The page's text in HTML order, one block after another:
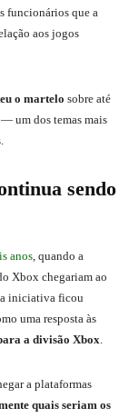
funcionários que a
aos jogos
o martelo sobre até
um dos temas mais
sendo
anos, quando a
Xbox chegariam ao
iniciativa ficou
uma resposta às
a divisão Xbox.
a plataformas
quais seriam os